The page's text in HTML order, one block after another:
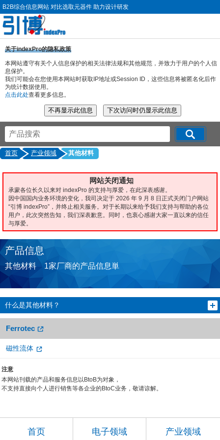
B2B综合信息网站 对比选取元器件 助力设计研发
关于indexPro的隐私政策
本网站遵守有关个人信息保护的相关法律法规和其他规范，并致力于用户的个人信
息保护。
我们可能会在您使用本网站时获取IP地址或Session ID，这些信息将被匿名化后作
为统计数据使用。
点击此处查看更多信息。
首页 产业领域 其他材料
网站关闭通知
承蒙各位长久以来对 indexPro 的支持与厚爱，在此深表感谢。
因中国国内业务环境的变化，我司决定于 2026 年 9 月 8 日正式关闭门户网站
“引博 indexPro”，并终止相关服务。对于长期以来给予我们支持与帮助的各位
用户，此次突然告知，我们深表歉意。同时，也衷心感谢大家一直以来的信任
与厚爱。
产品信息
其他材料 1家厂商的产品信息単
什么是其他材料？
Ferrotec
磁性流体
注意
本网站刊载的产品和服务信息以BtoB为对象，
不支持直接向个人进行销售等各企业的BtoC业务，敬请谅解。
首页 电子领域 产业领域